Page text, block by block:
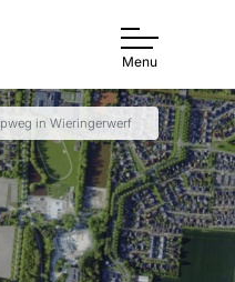
Menu
in Wieringerwerf